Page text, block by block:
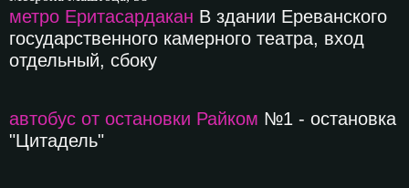
метро Еритасардакан В здании Ереванского
государственного камерного театра, вход
отдельный, сбоку
автобус от остановки Райком №1 - остановка
"Цитадель"